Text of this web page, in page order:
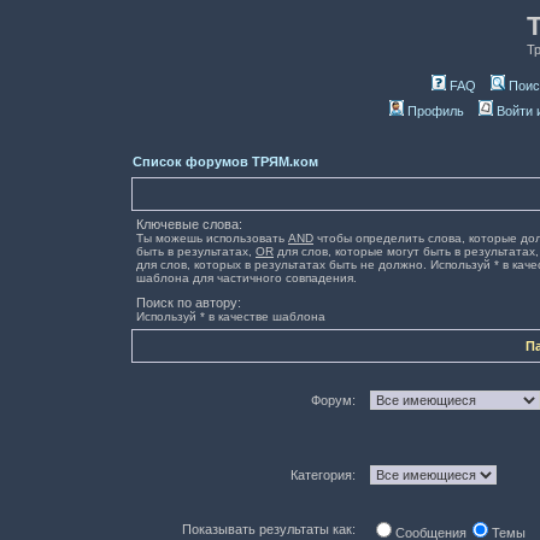
FAQ
Профиль
Войти
Список форумов ТРЯМ.ком
Ключевые слова:
Ты можешь использовать AND чтобы определить слова, которые
быть в результатах, OR для слов, которые могут быть в
для слов, которых в результатах быть не должно. Используй * в
шаблона для частичного совпадения.
Поиск по автору:
Используй * в качестве шаблона
Форум:
Категория:
Показывать результаты как: Сообщения Темы